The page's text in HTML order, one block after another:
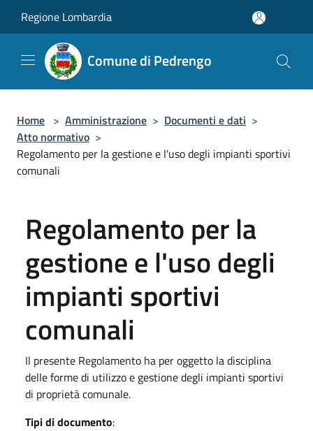
Regione Lombardia
Comune di Pedrengo
Home > Amministrazione > Documenti e dati >
Atto normativo >
Regolamento per la gestione e l'uso degli impianti sportivi
comunali
Regolamento per la
gestione e l'uso degli
impianti sportivi
comunali
Il presente Regolamento ha per oggetto la disciplina
delle forme di utilizzo e gestione degli impianti sportivi
di proprietà comunale.
Tipi di documento: